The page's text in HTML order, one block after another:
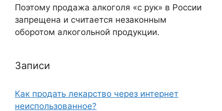
Поэтому продажа алкоголя «с рук» в России
запрещена и считается незаконным
оборотом алкогольной продукции.
Записи
Как продать лекарство через интернет
неиспользованное?